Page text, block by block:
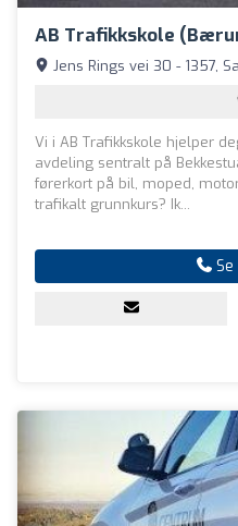
AB Trafikkskole
Jens Rings vei 30 - 1357,
Vi i AB Trafikkskole hjelper
avdeling sentralt på
førerkort på bil, moped,
trafikalt grunnkurs? Ik...